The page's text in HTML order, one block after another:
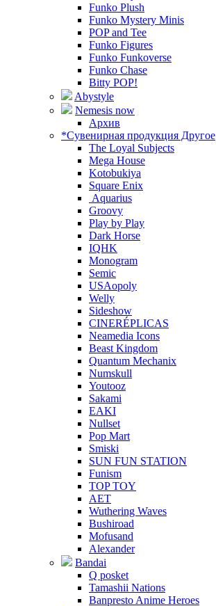
Funko Plush
Funko Mystery Minis
POP and Tee
Funko Figures
Funko Funkoverse
Funko Chase
Bitty POP!
Abystyle
Nemesis now
Архив
*Сувенирная продукция Другое
The Loyal Subjects
Mega House
Kotobukiya
Square Enix
Aquarius
Groovy
Play by Play
Dark Horse
IQHK
Monogram
Semic
USAopoly
Welly
Sideshow
CINERÉPLICAS
Neamedia Icons
Beast Kingdom
Quantum Mechanix
Numskull
Youtooz
Sakami
EAKI
Nullset
Pop Mart
Smiski
SUN FUN STATION
Funism
TOP TOY
AET
Wuthering Waves
Bushiroad
Mofusand
Alexander
Bandai
Q posket
Tamashii Nations
Banpresto Anime Heroes